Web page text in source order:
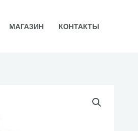
МАГАЗИН КОНТАКТЫ